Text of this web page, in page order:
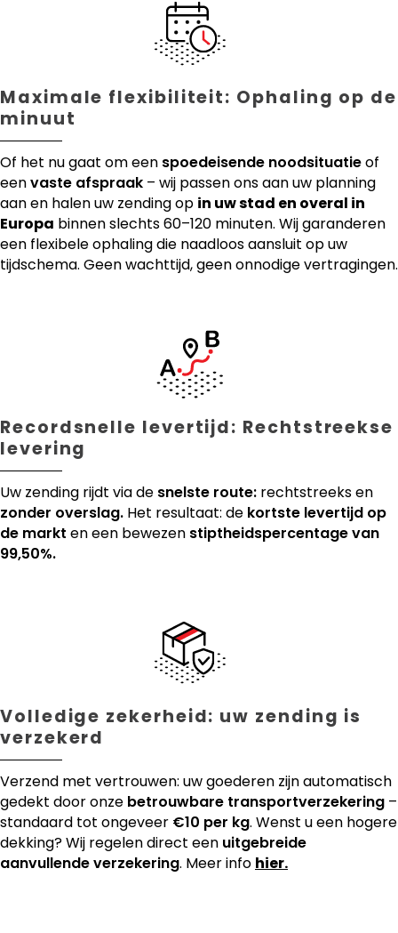
Maximale flexibiliteit: Ophaling op de
minuut
Of het nu gaat om een spoedeisende noodsituatieof
eenvaste afspraak – wij passen ons aan uw planning
aan en halen uw zending op in uw stad en overal in
Europa binnen slechts 60–120 minuten. Wij garanderen
een flexibele ophaling die naadloos aansluit op uw
tijdschema. Geen wachttijd, geen onnodige vertragingen.
Recordsnelle levertijd: Rechtstreekse
levering
Uw zending rijdt via de snelste route: rechtstreeks en
zonder overslag. Het resultaat: de kortste levertijd op
de markt en een bewezen stiptheidspercentage van
99,50%.
Volledige zekerheid: uw zending is
verzekerd
Verzend met vertrouwen: uw goederen zijn automatisch
gedekt door onze betrouwbare transportverzekering –
standaard tot ongeveer €10 per kg. Wenst u een hogere
dekking? Wij regelen direct een uitgebreide
aanvullende verzekering. Meer info hier.